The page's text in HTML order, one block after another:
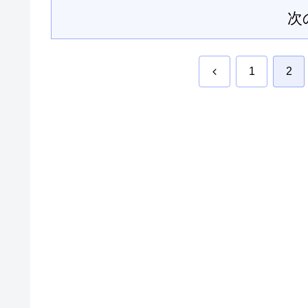
次
前 1 2